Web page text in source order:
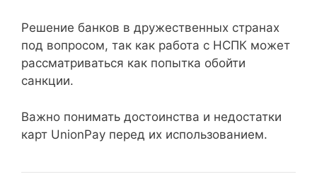
Решение банков в дружественных странах
под вопросом, так как работа с НСПК может
рассматриваться как попытка обойти
санкции.
Важно понимать достоинства и недостатки
карт UnionPay перед их использованием.